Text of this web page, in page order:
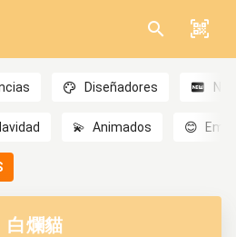
Diseñadores
💫 Animados 😊
白爛貓